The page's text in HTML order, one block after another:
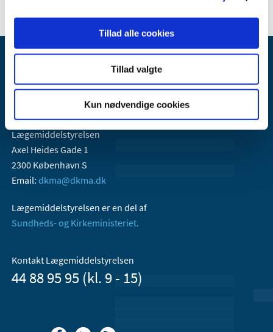
Tillad alle cookies
Tillad valgte
Kun nødvendige cookies
Lægemiddelstyrelsen
Axel Heides Gade 1
2300 København S
Email: dkma@dkma.dk
Lægemiddelstyrelsen er en del af
Sundheds- og Kirkeministeriet.
Kontakt Lægemiddelstyrelsen
44 88 95 95 (kl. 9 - 15)